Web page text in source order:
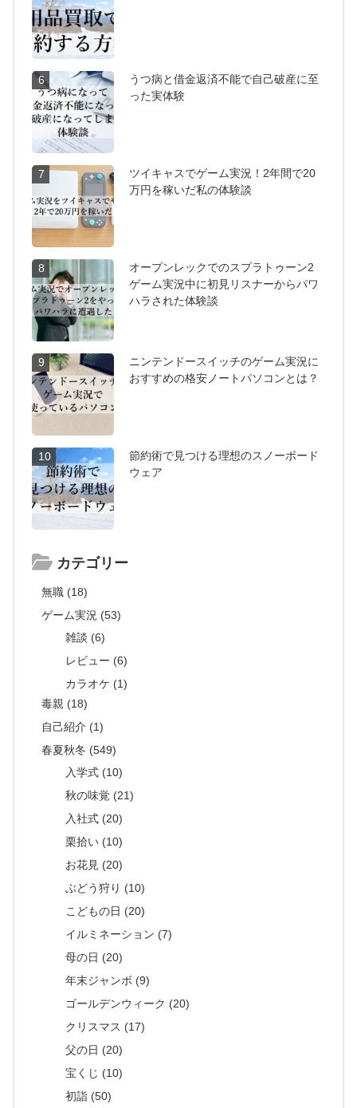
6
うつ病と借金返済不能で自己破産に至
った実体験
7
ツイキャスでゲーム実況！2年間で20
万円を稼いだ私の体験談
8
オープンレックでのスプラトゥーン2
ゲーム実況中に初見リスナーからパワ
ハラされた体験談
9
ニンテンドースイッチのゲーム実況に
おすすめの格安ノートパソコンとは？
10
節約術で見つける理想のスノーボード
ウェア
カテゴリー
無職 (18)
ゲーム実況 (53)
雑談 (6)
レビュー (6)
カラオケ (1)
毒親 (18)
自己紹介 (1)
春夏秋冬 (549)
入学式 (10)
秋の味覚 (21)
入社式 (20)
栗拾い (10)
お花見 (20)
ぶどう狩り (10)
こどもの日 (20)
イルミネーション (7)
母の日 (20)
年末ジャンボ (9)
ゴールデンウィーク (20)
クリスマス (17)
父の日 (20)
宝くじ (10)
初詣 (50)